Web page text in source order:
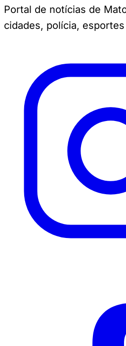
Portal de notícias de
cidades, polícia,